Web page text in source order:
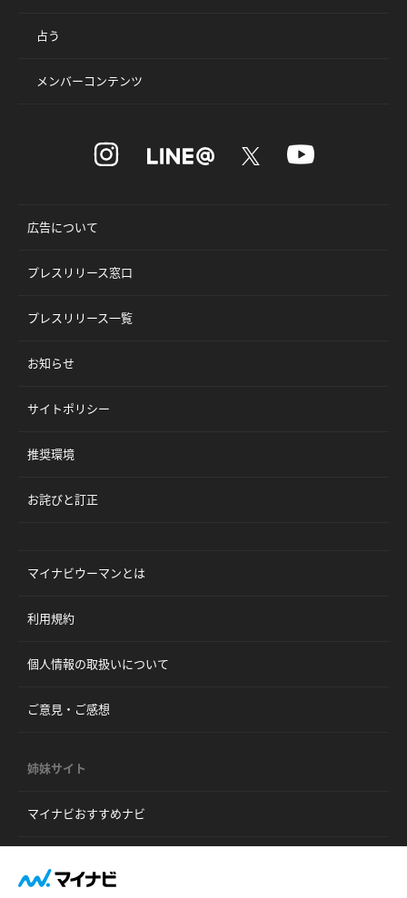
占う
メンバーコンテンツ
広告について
プレスリリース窓口
プレスリリース一覧
お知らせ
サイトポリシー
推奨環境
お詫びと訂正
マイナビウーマンとは
利用規約
個人情報の取扱いについて
ご意見・ご感想
姉妹サイト
マイナビおすすめナビ